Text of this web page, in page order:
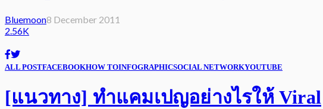
Bluemoon8 December 2011
2.56K
ALL POSTFACEBOOKHOW TOINFOGRAPHICSOCIAL NETWORKYOUTUBE
[แนวทาง] ทำแคมเปญอย่างไรให้ Viral